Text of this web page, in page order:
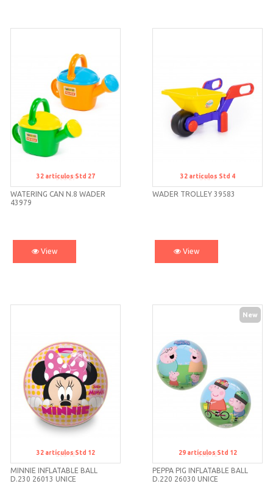
Std 27
WATERING CAN N.8 WADER
43979
32 artículosStd 27
View
Std 4
WADER TROLLEY 39583
32 artículos Std 4
View
Std 12
MINNIE INFLATABLE BALL
D.230 26013 UNICE
32 artículosStd 12
New
Std 12
PEPPA PIG INFLATABLE BALL
D.220 26030 UNICE
29 artículosStd 12